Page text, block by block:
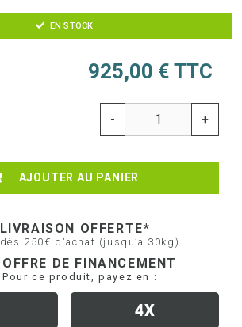
EN STOCK
925,00 € TTC
- +
AJOUTER AU PANIER
LIVRAISON OFFERTE*
dès 250€ d'achat (jusqu’à 30kg)
OFFRE DE FINANCEMENT
Pour ce produit, payez en :
4X